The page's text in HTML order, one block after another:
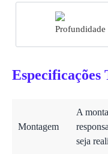
Especificações
Montagem
A
seja